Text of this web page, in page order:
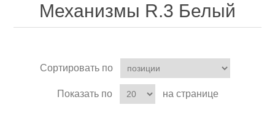
Механизмы R.3 Белый
Сортировать по
Показать по на странице